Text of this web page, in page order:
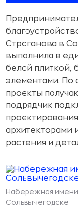
Строганова в
выполнила в
белой плиткой,
элементами. По
проекты
подрядчик
архитекторами
растения и
Набережная имени
Сольвычегодске